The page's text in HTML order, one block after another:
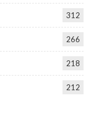
312
266
218
212